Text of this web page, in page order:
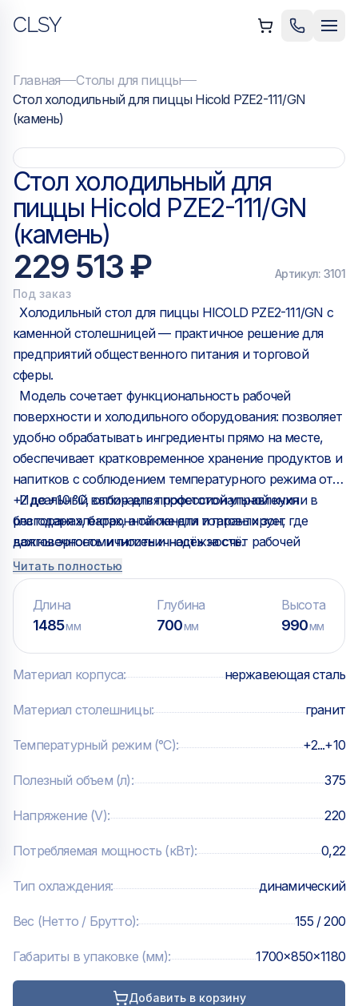
CLSY Позвонить
меню
Главная
Столы для пиццы
Стол холодильный для пиццы Hicold PZE2-111/GN
(камень)
Стол холодильный для
пиццы Hicold PZE2-111/GN
(камень)
229 513 ₽ Артикул: 3101
Под заказ
Холодильный стол для пиццы HICOLD PZE2-111/GN с
каменной столешницей — практичное решение для
предприятий общественного питания и торговой
сферы.
Модель сочетает функциональность рабочей
поверхности и холодильного оборудования: позволяет
удобно обрабатывать ингредиенты прямо на месте,
обеспечивает кратковременное хранение продуктов и
напитков с соблюдением температурного режима от
+2 до +10 °C, отличается простотой управления
благодаря электронной панели и гарантирует
долговечность и гигиеничность за счёт рабочей
поверхности из нержавеющей стали.
Идеальный выбор для профессиональной кухни в
ресторанах, барах, а также для торговых зон, где
важны эргономичность и надёжность.
Читать полностью
Длина
1485мм
Глубина
700мм
Высота
990мм
Материал корпуса: нержавеющая сталь
Материал столешницы: гранит
Температурный режим (°C): +2...+10
Полезный объем (л): 375
Напряжение (V): 220
Потребляемая мощность (кВт): 0,22
Тип охлаждения: динамический
Вес (Нетто / Брутто): 155 / 200
Габариты в упаковке (мм): 1700x850x1180
Добавить в корзину